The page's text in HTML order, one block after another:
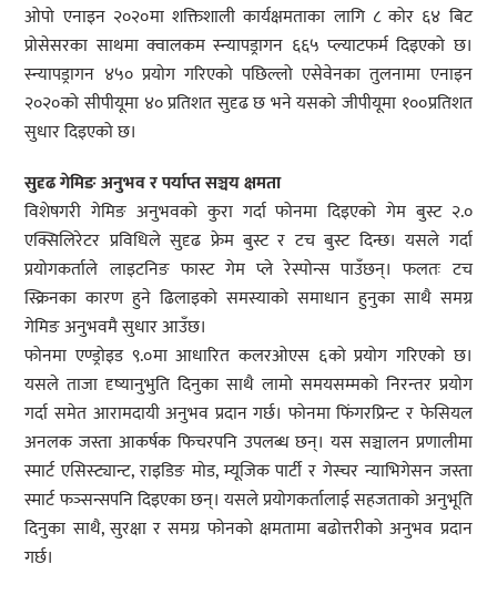
ओपो एनाइन २०२०मा शक्तिशाली कार्यक्षमताका लागि ८ कोर ६४ बिट
प्रोसेसरका साथमा क्वालकम स्न्यापड्रागन ६६५ प्ल्याटफर्म दिइएको छ।
स्न्यापड्रागन ४५० प्रयोग गरिएको पछिल्लो एसेवेनका तुलनामा एनाइन
२०२०को सीपीयूमा ४० प्रतिशत सुदृढ छ भने यसको जीपीयूमा १००प्रतिशत
सुधार दिइएको छ।
सुदृढ गेमिङ अनुभव र पर्याप्त सञ्चय क्षमता
विशेषगरी गेमिङ अनुभवको कुरा गर्दा फोनमा दिइएको गेम बुस्ट २.०
एक्सिलिरेटर प्रविधिले सुदृढ फ्रेम बुस्ट र टच बुस्ट दिन्छ। यसले गर्दा
प्रयोगकर्ताले लाइटनिङ फास्ट गेम प्ले रेस्पोन्स पाउँछन्। फलतः टच
स्क्रिनका कारण हुने ढिलाइको समस्याको समाधान हुनुका साथै समग्र
गेमिङ अनुभवमै सुधार आउँछ।
फोनमा एण्ड्रोइड ९.०मा आधारित कलरओएस ६को प्रयोग गरिएको छ।
यसले ताजा दृष्यानुभुति दिनुका साथै लामो समयसम्मको निरन्तर प्रयोग
गर्दा समेत आरामदायी अनुभव प्रदान गर्छ। फोनमा फिंगरप्रिन्ट र फेसियल
अनलक जस्ता आकर्षक फिचरपनि उपलब्ध छन्। यस सञ्चालन प्रणालीमा
स्मार्ट एसिस्ट्यान्ट, राइडिङ मोड, म्यूजिक पार्टी र गेस्चर न्याभिगेसन जस्ता
स्मार्ट फञ्सन्सपनि दिइएका छन्। यसले प्रयोगकर्तालाई सहजताको अनुभूति
दिनुका साथै, सुरक्षा र समग्र फोनको क्षमतामा बढोत्तरीको अनुभव प्रदान
गर्छ।